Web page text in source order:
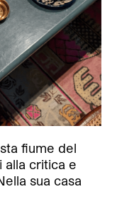
fiume del
alla critica e
sua casa